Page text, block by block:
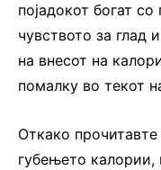
појадокот богат
чувството за глад
на внесот на
помалку во текот
Откако
губењето